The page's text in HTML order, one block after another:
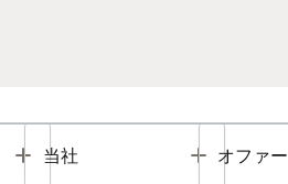
Toggle
当社 Toggle
オファー